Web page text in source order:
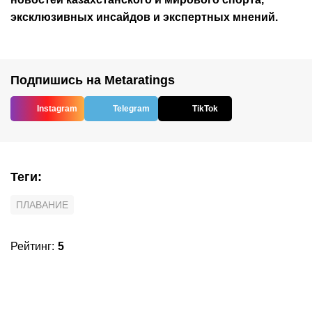
эксклюзивных инсайдов и экспертных мнений.
Подпишись на Metaratings
Instagram Telegram TikTok
Теги:
ПЛАВАНИЕ
Рейтинг: 5